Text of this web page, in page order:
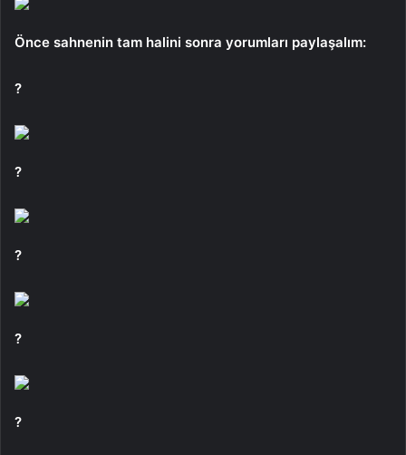
Önce sahnenin tam halini sonra yorumları paylaşalım:
?
?
?
?
?